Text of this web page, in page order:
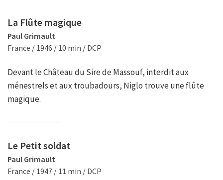
La Flûte magique
Paul Grimault
France / 1946 / 10 min / DCP
Devant le Château du Sire de Massouf, interdit aux
ménestrels et aux troubadours, Niglo trouve une flûte
magique.
Le Petit soldat
Paul Grimault
France / 1947 / 11 min / DCP